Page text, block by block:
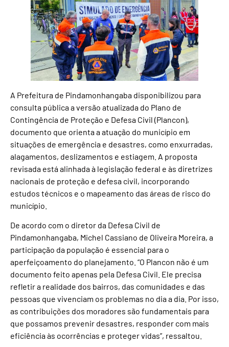
A Prefeitura de Pindamonhangaba disponibilizou para
consulta pública a versão atualizada do Plano de
Contingência de Proteção e Defesa Civil (Plancon),
documento que orienta a atuação do município em
situações de emergência e desastres, como enxurradas,
alagamentos, deslizamentos e estiagem. A proposta
revisada está alinhada à legislação federal e às diretrizes
nacionais de proteção e defesa civil, incorporando
estudos técnicos e o mapeamento das áreas de risco do
município.
De acordo com o diretor da Defesa Civil de
Pindamonhangaba, Michel Cassiano de Oliveira Moreira, a
participação da população é essencial para o
aperfeiçoamento do planejamento. “O Plancon não é um
documento feito apenas pela Defesa Civil. Ele precisa
refletir a realidade dos bairros, das comunidades e das
pessoas que vivenciam os problemas no dia a dia. Por isso,
as contribuições dos moradores são fundamentais para
que possamos prevenir desastres, responder com mais
eficiência às ocorrências e proteger vidas”, ressaltou.